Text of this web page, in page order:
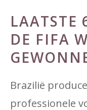
LAATSTE
DE FIFA
Brazilië
professionele